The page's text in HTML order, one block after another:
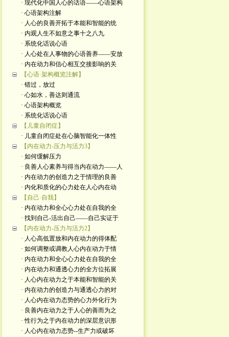
· 现代化中国人心的话语——心语架构
· 心语架构注解
· 人心的良善开拓于本能和智能的统
· 内观人生不如意之事十之八九
· 系统化话说心语
· 人心处在人事物的心语善养——安放
· 内在动力和信心相互交接影响的关
【心语·架构概览注解】
· 错过，放过
· 心如水，善达则通流
· 心语架构概览
· 系统化话说心语
【儿童自闭症】
· 儿童自闭症处在心脑智能化一体性
【内在动力-压力与活力3】
· 如何缓解压力
· 良善人心素养与得当内在动力——人
· 内在动力的创造力之于情理的良善
· 内化和质化的心力处在人心内在动
【自己·自我】
· 内在动力和全心心力处在自我的全
· 找到自己-活出自己——自己实证于
【内在动力-压力与活力2】
· 人心高低置放和内在动力的得体配
· 如何调整或调教人心内在动力于情
· 内在动力和全心心力处在自我的全
· 内在动力和通透心力的全方位拓展
· 人心内在动力之于本能和智能的关
· 内在动力的创造力与通透心力的对
· 人心内在动力态势的心力外化行为
· 良善内在动力之于人心的善而为之
· 性行为之于内在动力的深层意识形
· 人心内在动力态势--生产力或破坏